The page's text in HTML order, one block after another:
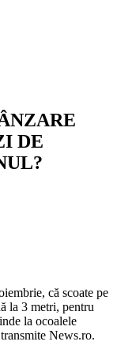
DE
că scoate pe
la 3 metri, pentru
la ocoalele
News.ro.